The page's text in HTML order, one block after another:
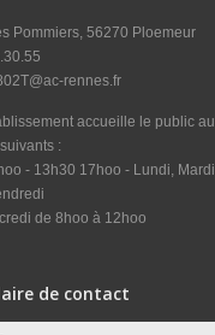
Pommiers, 56270 Ploemeur
rennes.fr
accueille le public
:
- 13h30 17hoo - Lundi,
de 8hoo à 12hoo
de contact